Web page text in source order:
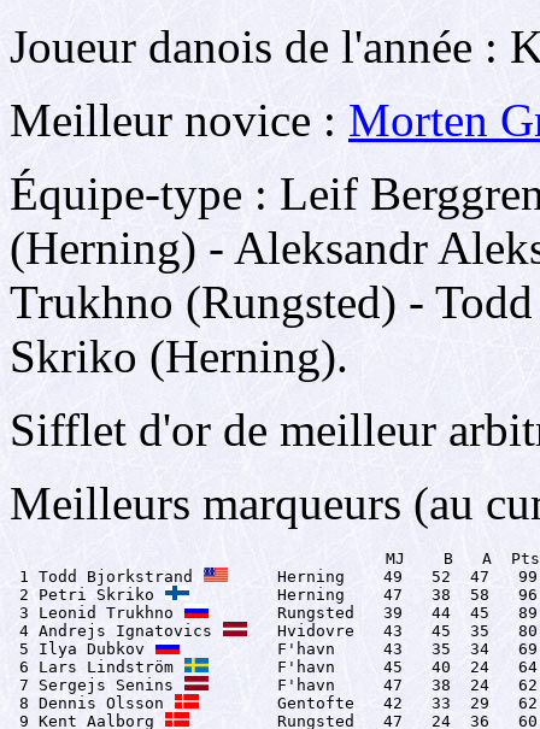
Joueur danois de l'année :
Meilleur novice : Morten
Équipe-type : Leif
(Herning) - Aleksandr
Trukhno (Rungsted) -
Skriko (Herning).
Sifflet d'or de meilleur
Meilleurs marqueurs (au
                                       MJ    B   A  Pts
1 Todd Bjorkstrand
     Herning    49   52  47   99
2 Petri Skriko
         Herning    47   38  58   96
3 Leonid Trukhno
       Rungsted   39   44  45   89
4 Andrejs Ignatovics
   Hvidovre   43   45  35   80
5 Ilya Dubkov
          F'havn     43   35  34   69
6 Lars Lindström
       F'havn     45   40  24   64
7 Sergejs Senins
       F'havn     47   38  24   62
8 Dennis Olsson
        Gentofte   42   33  29   62
9 Kent Aalborg
         Rungsted   47   24  36   60